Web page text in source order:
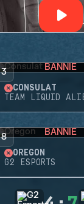
3 BANNIE
CONSULAT
TEAM LIQUID
8 BANNIE
OREGON
G2 ESPORTS